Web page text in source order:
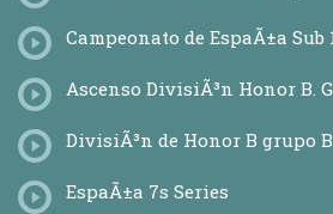
Campeonato de EspaÃ±a Sub
Ascenso DivisiÃ³n Honor B.
DivisiÃ³n de Honor B grupo B
EspaÃ±a 7s Series